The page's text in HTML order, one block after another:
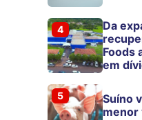
4
Da
Foods
em
5
Suíno
menor